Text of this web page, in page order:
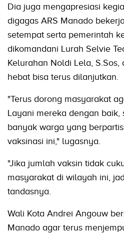
Dia juga mengapresiasi
digagas ARS Manado
setempat serta pemerintah
dikomandani Lurah Selvie
Kelurahan Noldi Lela,
hebat bisa terus dilanjutkan.
"Terus dorong masyarakat
Layani mereka dengan baik,
banyak warga yang
vaksinasi ini," lugasnya.
"Jika jumlah vaksin tidak
masyarakat di wilayah ini,
tandasnya.
Wali Kota Andrei Angouw
Manado agar terus